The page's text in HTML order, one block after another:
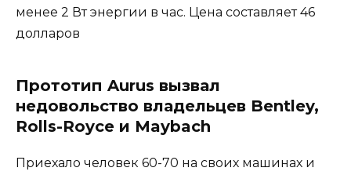
менее 2 Вт энергии в час. Цена составляет 46
долларов
Прототип Aurus вызвал
недовольство владельцев Bentley,
Rolls-Royce и Maybach
Приехало человек 60-70 на своих машинах и